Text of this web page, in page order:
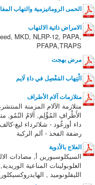
الحمى الروماتيزمية والتهاب
الامراض ذاتية الالتهاب
MKD, NLRP-12, PAPA,
PFAPA,TRAPS
مرض بهجت
الْتِهاب المَفْصِل في داءِ لَايم
متلازمات آلام الأطراف
متلازمة الآلام المزمنة
الأَطْرافِ المُؤْلِم, آلامُ النُمُو,
داء أوزغُود - شلاتَرداء
رضفة الفخذ - ألم الركبة
العلاج بالأدوية
السيكلوسبورين أ, مضادات
الغلوبولينات المناعية
الليفلونوميد ,